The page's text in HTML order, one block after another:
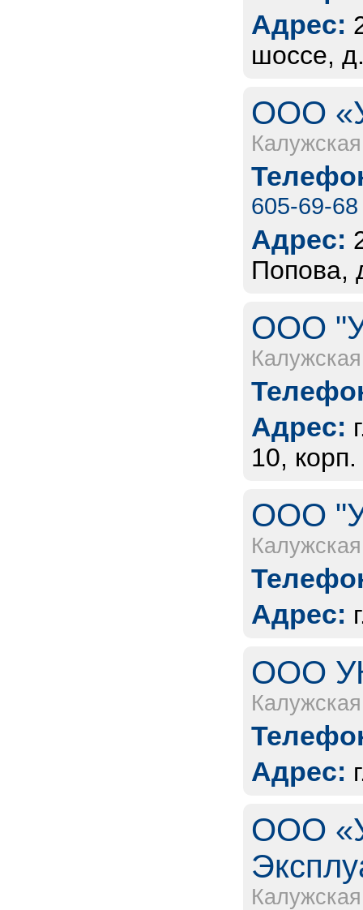
Адрес:
шоссе,
ООО
605-69-68
Адрес:
Попова,
ООО
Адрес:
10,
ООО
Адрес:
ООО
Адрес:
ООО